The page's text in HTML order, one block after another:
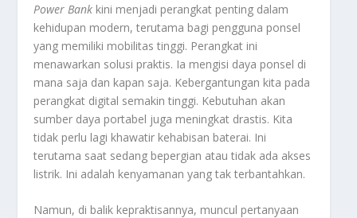
Power Bank kini menjadi perangkat penting dalam
kehidupan modern, terutama bagi pengguna ponsel
yang memiliki mobilitas tinggi. Perangkat ini
menawarkan solusi praktis. Ia mengisi daya ponsel di
mana saja dan kapan saja. Kebergantungan kita pada
perangkat digital semakin tinggi. Kebutuhan akan
sumber daya portabel juga meningkat drastis. Kita
tidak perlu lagi khawatir kehabisan baterai. Ini
terutama saat sedang bepergian atau tidak ada akses
listrik. Ini adalah kenyamanan yang tak terbantahkan.
Namun, di balik kepraktisannya, muncul pertanyaan